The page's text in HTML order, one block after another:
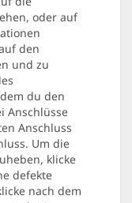
oder auf
den
und zu
du den
Anschlüsse
Anschluss
Um die
klicke
defekte
nach dem